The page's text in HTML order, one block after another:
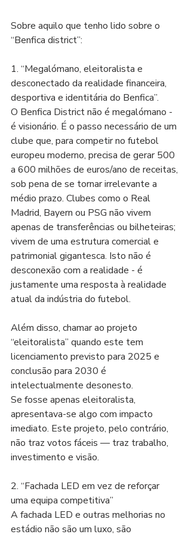
Sobre aquilo que tenho lido sobre o
“Benfica district”:
1. “Megalómano, eleitoralista e
desconectado da realidade financeira,
desportiva e identitária do Benfica”.
O Benfica District não é megalómano -
é visionário. É o passo necessário de um
clube que, para competir no futebol
europeu moderno, precisa de gerar 500
a 600 milhões de euros/ano de receitas,
sob pena de se tornar irrelevante a
médio prazo. Clubes como o Real
Madrid, Bayern ou PSG não vivem
apenas de transferências ou bilheteiras;
vivem de uma estrutura comercial e
patrimonial gigantesca. Isto não é
desconexão com a realidade - é
justamente uma resposta à realidade
atual da indústria do futebol.
Além disso, chamar ao projeto
“eleitoralista” quando este tem
licenciamento previsto para 2025 e
conclusão para 2030 é
intelectualmente desonesto.
Se fosse apenas eleitoralista,
apresentava-se algo com impacto
imediato. Este projeto, pelo contrário,
não traz votos fáceis — traz trabalho,
investimento e visão.
2. “Fachada LED em vez de reforçar
uma equipa competitiva”
A fachada LED e outras melhorias no
estádio não são um luxo, são